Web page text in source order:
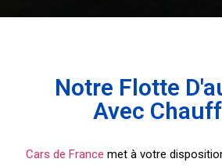
Notre Flotte
Avec
Cars de France met à votre